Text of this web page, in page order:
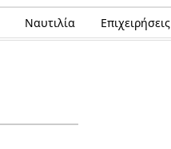
Ναυτιλία Επιχειρήσεις